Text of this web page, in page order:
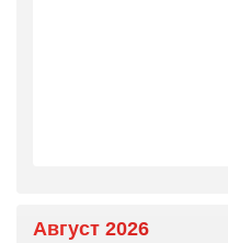
Август 2026